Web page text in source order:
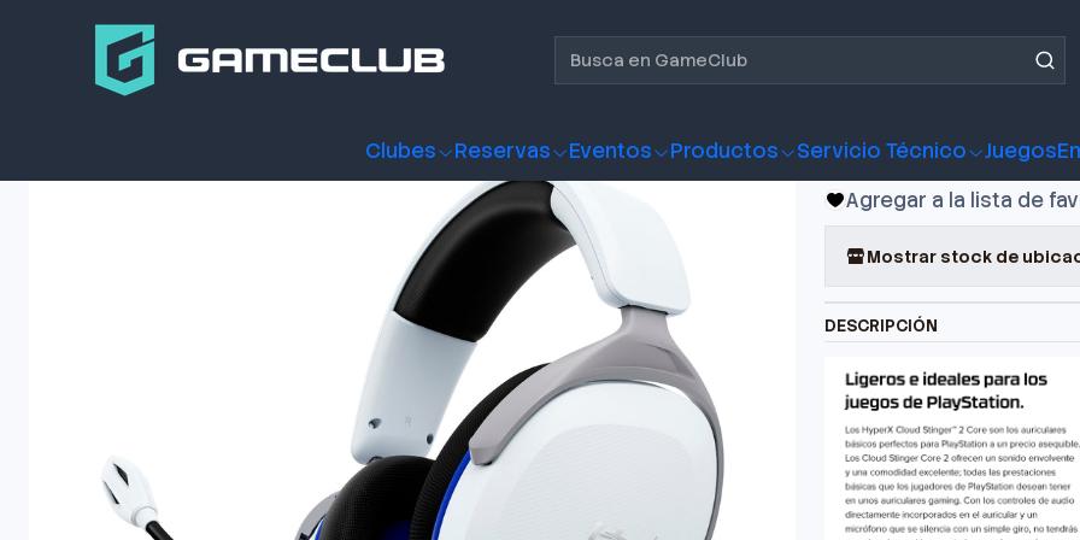
Clubes Reservas Eventos Productos Servicio Técnico Juegos
Productos
Audífono
Stinger
Agregar a la lista de
Mostrar stock de
DESCRIPCIÓN